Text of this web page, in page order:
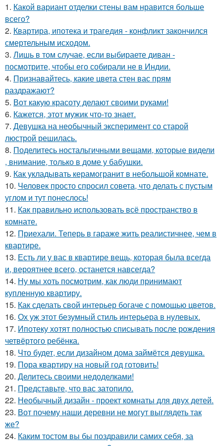
1. Какой вариант отделки стены вам нравится больше
всего?
2. Квартира, ипотека и трагедия - конфликт закончился
смертельным исходом.
3. Лишь в том случае, если выбираете диван -
посмотрите, чтобы его собирали не в Индии.
4. Признавайтесь, какие цвета стен вас прям
раздражают?
5. Вот какую красоту делают своими руками!
6. Кажется, этот мужик что-то знает.
7. Девушка на необычный эксперимент со старой
люстрой решилась.
8. Поделитесь ностальгичными вещами, которые видели
, внимание, только в доме у бабушки.
9. Как укладывать керамогранит в небольшой комнате.
10. Человек просто спросил совета, что делать с пустым
углом и тут понеслось!
11. Как правильно использовать всё пространство в
комнате.
12. Приехали. Теперь в гараже жить реалистичнее, чем в
квартире.
13. Есть ли у вас в квартире вещь, которая была всегда
и, вероятнее всего, останется навсегда?
14. Ну мы хоть посмотрим, как люди принимают
купленную квартиру.
15. Как сделать свой интерьер богаче с помощью цветов.
16. Ох уж этот безумный стиль интерьера в нулевых.
17. Ипотеку хотят полностью списывать после рождения
четвёртого ребёнка.
18. Что будет, если дизайном дома займётся девушка.
19. Пора квартиру на новый год готовить!
20. Делитесь своими недоделками!
21. Представьте, что вас затопило.
22. Необычный дизайн - проект комнаты для двух детей.
23. Вот почему наши деревни не могут выглядеть так
же?
24. Каким тостом вы бы поздравили самих себя, за